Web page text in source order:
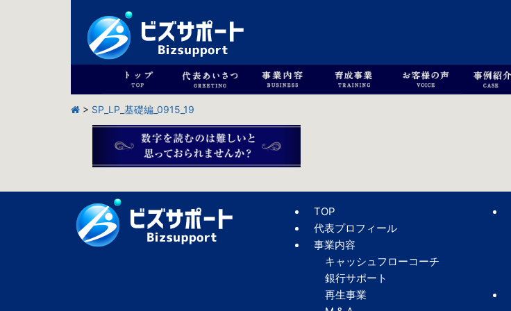
> SP_LP_基礎編_0915_19
TOP
代表プロフィール
事業内容
キャッシュフローコーチ
銀行サポート
再生事業